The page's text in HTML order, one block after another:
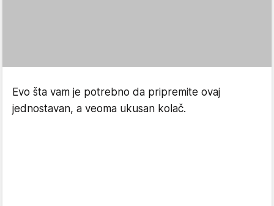
Evo šta vam je potrebno da pripremite ovaj
jednostavan, a veoma ukusan kolač.